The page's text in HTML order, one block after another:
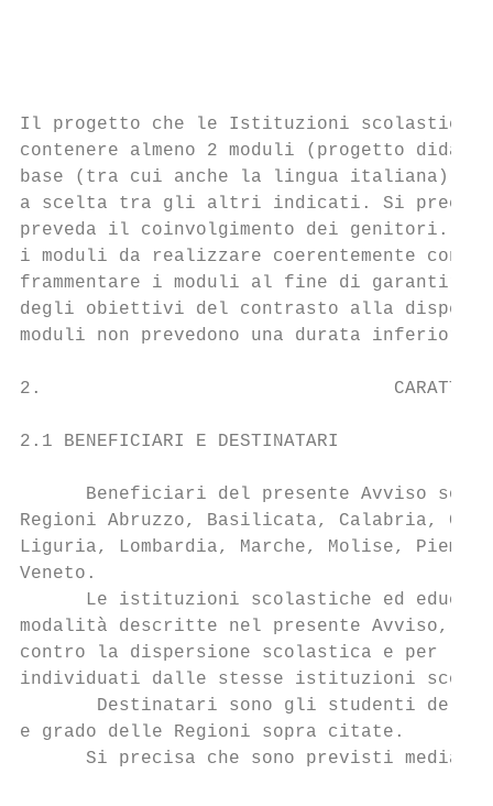
Il progetto che le Istituzioni scolastiche
contenere almeno 2 moduli (progetto
base (tra cui anche la lingua italiana), 2
a scelta tra gli altri indicati. Si precisa,
preveda il coinvolgimento dei genitori.
i moduli da realizzare coerentemente
frammentare i moduli al fine di garantire
degli obiettivi del contrasto alla
moduli non prevedono una durata inferiore
2.
2.1 BENEFICIARI E DESTINATARI
Beneficiari del presente Avviso
Regioni Abruzzo, Basilicata, Calabria,
Liguria, Lombardia, Marche, Molise,
Veneto.
Le istituzioni scolastiche ed
modalità descritte nel presente Avviso,
contro la dispersione scolastica e per
individuati dalle stesse istituzioni
Destinatari sono gli studenti
e grado delle Regioni sopra citate.
Si precisa che sono previsti